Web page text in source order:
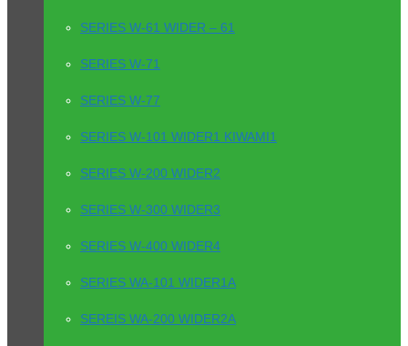
SERIES W-61 WIDER – 61
SERIES W-71
SERIES W-77
SERIES W-101 WIDER1 KIWAMI1
SERIES W-200 WIDER2
SERIES W-300 WIDER3
SERIES W-400 WIDER4
SERIES WA-101 WIDER1A
SEREIS WA-200 WIDER2A